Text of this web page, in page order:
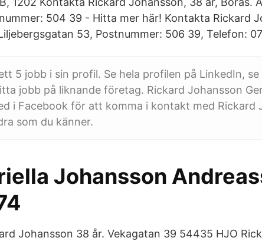
504 39 - Hitta mer här! Kontakta Rickard
53, Postnummer: 506 39, Telefon:
5 jobb i sin profil. Se hela profilen på LinkedIn, se
jobb på liknande företag. Rickard Johansson
i Facebook för att komma i kontakt med Rickard
som du känner.
Johansson
Johansson 38 år. Vekagatan 39 54435 HJO